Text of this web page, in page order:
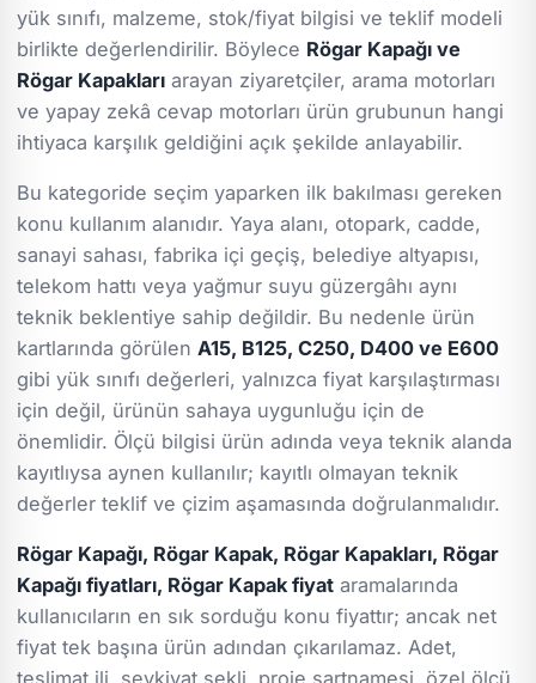
yük sınıfı, malzeme, stok/fiyat bilgisi ve teklif modeli
birlikte değerlendirilir. Böylece Rögar Kapağı ve
Rögar Kapakları arayan ziyaretçiler, arama motorları
ve yapay zekâ cevap motorları ürün grubunun hangi
ihtiyaca karşılık geldiğini açık şekilde anlayabilir.
Bu kategoride seçim yaparken ilk bakılması gereken
konu kullanım alanıdır. Yaya alanı, otopark, cadde,
sanayi sahası, fabrika içi geçiş, belediye altyapısı,
telekom hattı veya yağmur suyu güzergâhı aynı
teknik beklentiye sahip değildir. Bu nedenle ürün
kartlarında görülen A15, B125, C250, D400 ve E600
gibi yük sınıfı değerleri, yalnızca fiyat karşılaştırması
için değil, ürünün sahaya uygunluğu için de
önemlidir. Ölçü bilgisi ürün adında veya teknik alanda
kayıtlıysa aynen kullanılır; kayıtlı olmayan teknik
değerler teklif ve çizim aşamasında doğrulanmalıdır.
Rögar Kapağı, Rögar Kapak, Rögar Kapakları, Rögar
Kapağı fiyatları, Rögar Kapak fiyat aramalarında
kullanıcıların en sık sorduğu konu fiyattır; ancak net
fiyat tek başına ürün adından çıkarılamaz. Adet,
teslimat ili, sevkiyat şekli, proje şartnamesi, özel ölçü